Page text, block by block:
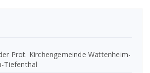
Prot. Kirchengemeinde Wattenheim-
Tiefenthal